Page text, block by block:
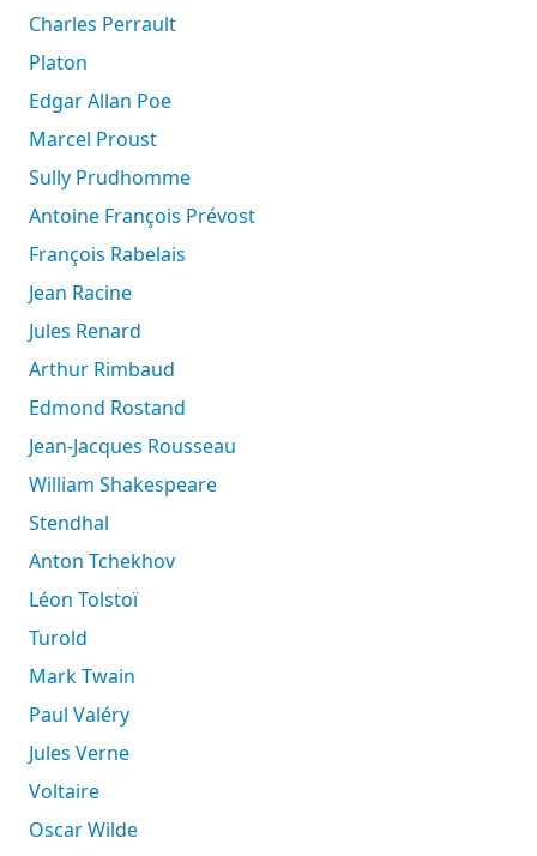
Charles Perrault
Platon
Edgar Allan Poe
Marcel Proust
Sully Prudhomme
Antoine François Prévost
François Rabelais
Jean Racine
Jules Renard
Arthur Rimbaud
Edmond Rostand
Jean-Jacques Rousseau
William Shakespeare
Stendhal
Anton Tchekhov
Léon Tolstoï
Turold
Mark Twain
Paul Valéry
Jules Verne
Voltaire
Oscar Wilde